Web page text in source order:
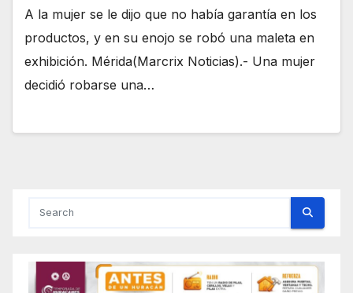
A la mujer se le dijo que no había garantía en los
productos, y en su enojo se robó una maleta en
exhibición. Mérida(Marcrix Noticias).- Una mujer
decidió robarse una…